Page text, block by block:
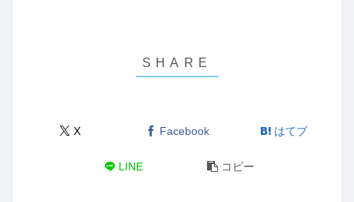
X Facebook はてブ
LINE コピー